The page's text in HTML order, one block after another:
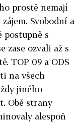
prostě nemají
Svobodní a
postupně s
zase ozvali až s
TOP 09 a ODS
na všech
jiného
Obě strany
alespoň